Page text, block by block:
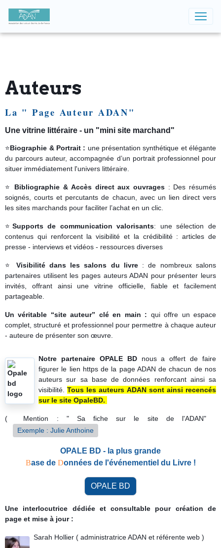
Auteurs
La " Page Auteur ADAN"
Une vitrine littéraire - un "mini site marchand"
⭐Biographie & Portrait : une présentation synthétique et élégante
du parcours auteur, accompagnée d’un portrait professionnel pour
situer immédiatement l'univers littéraire.
⭐ Bibliographie & Accès direct aux ouvrages: Des résumés
soignés, courts et percutants de chacun, avec un lien direct vers
les sites marchands pour faciliter l’achat en un clic.
⭐ Supports de communication valorisants: une sélection de
contenus qui renforcent la visibilité et la crédibilité : articles de
presse - interviews et vidéos - ressources diverses
⭐ Visibilité dans les salons du livre: de nombreux salons
partenaires utilisent les pages auteurs ADAN pour présenter leurs
invités, offrant ainsi une vitrine officielle, fiable et facilement
partageable.
Un véritable “site auteur” clé en main : qui offre un espace
complet, structuré et professionnel pour permettre à chaque auteur
- auteure de présenter son œuvre.
Notre partenaire OPALE BD nous a offert de faire
figurer le lien https de la page ADAN de chacun de nos
auteurs sur sa base de données renforcant ainsi sa
visibilité.Tous les auteurs ADAN sont ainsi recencés
sur le site OpaleBD.
( Mention : " Sa fiche sur le site de l'ADAN"
Exemple : Julie Anthoine
OPALE BD - la plus grande
Base de Données de l'événementiel du Livre !
OPALE BD
Une interlocutrice dédiée et consultable pour création de
page et mise à jour :
Sarah Hollier ( administratrice ADAN et référente web )